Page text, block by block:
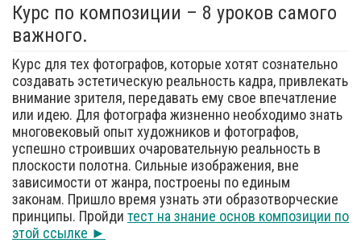
Курс по композиции – 8 уроков самого
важного.
Курс для тех фотографов, которые хотят сознательно
создавать эстетическую реальность кадра, привлекать
внимание зрителя, передавать ему свое впечатление
или идею. Для фотографа жизненно необходимо знать
многовековый опыт художников и фотографов,
успешно строивших очаровательную реальность в
плоскости полотна. Сильные изображения, вне
зависимости от жанра, построены по единым
законам. Пришло время узнать эти образотворческие
принципы. Пройди тест на знание основ композиции по
этой ссылке ►